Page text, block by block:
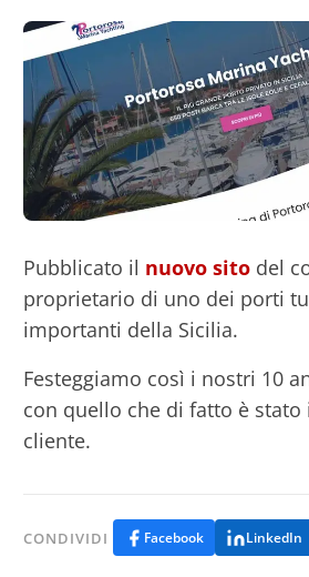
Pubblicato il nuovo sito del
proprietario di uno dei porti
importanti della Sicilia.
Festeggiamo così i nostri 10
con quello che di fatto è
cliente.
CONDIVIDI Facebook LinkedIn